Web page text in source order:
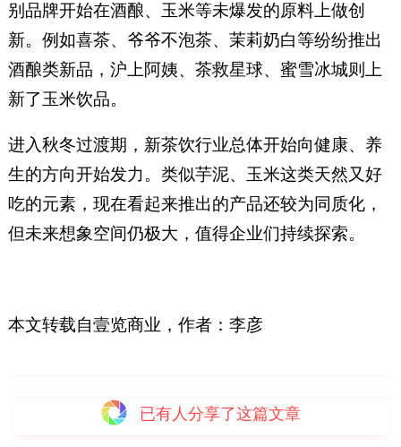
别品牌开始在酒酿、玉米等未爆发的原料上做创
新。例如喜茶、爷爷不泡茶、茉莉奶白等纷纷推出
酒酿类新品，沪上阿姨、茶救星球、蜜雪冰城则上
新了玉米饮品。
进入秋冬过渡期，新茶饮行业总体开始向健康、养
生的方向开始发力。类似芋泥、玉米这类天然又好
吃的元素，现在看起来推出的产品还较为同质化，
但未来想象空间仍极大，值得企业们持续探索。
本文转载自壹览商业， 作者： 李彦
已有人分享了这篇文章